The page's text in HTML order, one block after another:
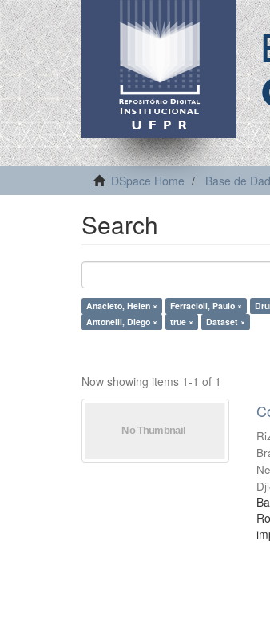
DSpace Home Base de
Search
Anacleto, Helen × Ferracioli, Paulo ×
Antonelli, Diego ×
true × Dataset ×
Now showing items 1-1 of 1